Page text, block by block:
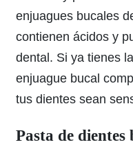
enjuagues bucales
contienen ácidos y
dental. Si ya tienes
enjuague bucal
tus dientes sean
Pasta de